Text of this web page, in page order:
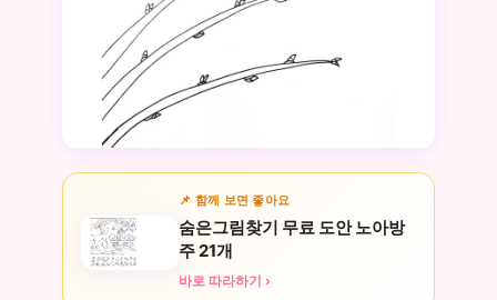
📌 함께 보면 좋아요
숨은그림찾기 무료 도안 노아방
주 21개
바로 따라하기 ›